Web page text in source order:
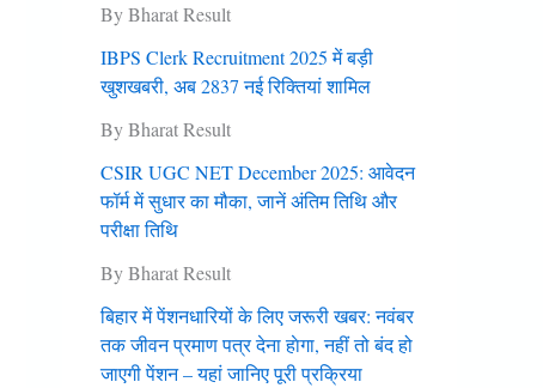
By Bharat Result
IBPS Clerk Recruitment 2025 में बड़ी
खुशखबरी, अब 2837 नई रिक्तियां शामिल
By Bharat Result
CSIR UGC NET December 2025: आवेदन
फॉर्म में सुधार का मौका, जानें अंतिम तिथि और
परीक्षा तिथि
By Bharat Result
बिहार में पेंशनधारियों के लिए जरूरी खबर: नवंबर
तक जीवन प्रमाण पत्र देना हाेगा, नहीं तो बंद हो
जाएगी पेंशन – यहां जानिए पूरी प्रक्रिया